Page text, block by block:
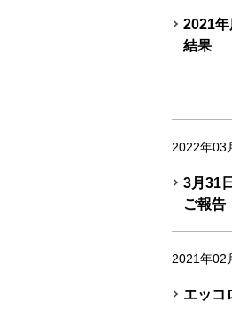
2021
結果
2022年03
3月31
ご報告
2021年02
エッコ